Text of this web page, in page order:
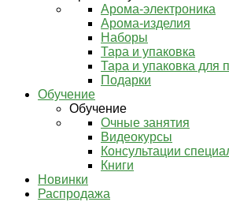
Арома-электроника
Арома-изделия
Наборы
Тара и упаковка
Тара и упаковка для
Подарки
Обучение
Обучение
Очные занятия
Видеокурсы
Консультации
Книги
Новинки
Распродажа